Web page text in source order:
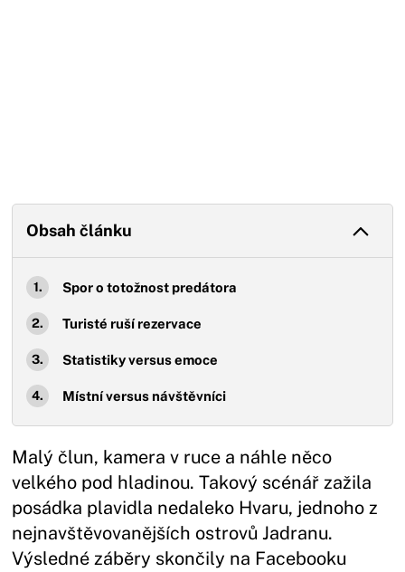
Obsah článku
Spor o totožnost predátora
Turisté ruší rezervace
Statistiky versus emoce
Místní versus návštěvníci
Malý člun, kamera v ruce a náhle něco
velkého pod hladinou. Takový scénář zažila
posádka plavidla nedaleko Hvaru, jednoho z
nejnavštěvovanějších ostrovů Jadranu.
Výsledné záběry skončily na Facebooku